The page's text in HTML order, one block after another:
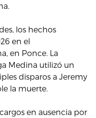
los hechos
en el
en Ponce. La
Medina utilizó un
disparos a Jeremy
la muerte.
en ausencia por